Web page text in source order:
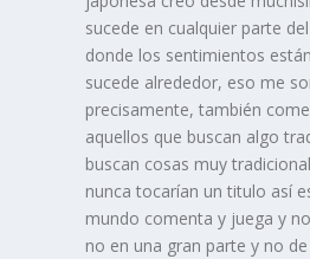
sucede en cualquier parte
donde los sentimientos
sucede alrededor, eso me
precisamente, también
aquellos que buscan algo
buscan cosas muy
nunca tocarían un titulo así
mundo comenta y juega y
no en una gran parte y no